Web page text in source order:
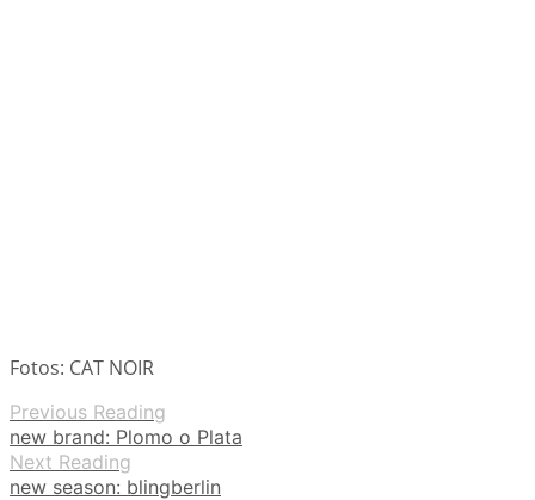
Fotos: CAT NOIR
Previous Reading
new brand: Plomo o Plata
Next Reading
new season: blingberlin